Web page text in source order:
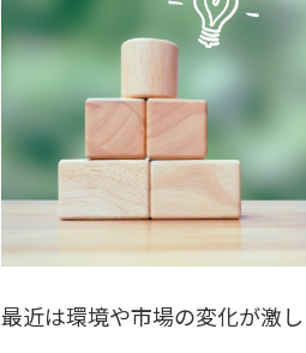
最近は環境や市場の変化が激